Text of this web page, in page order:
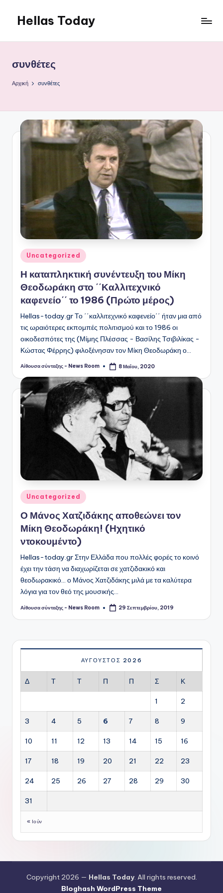
Μετάβαση
περιεχόμενο
Hellas Today
συνθέτες
Αρχική συνθέτες
Αναρτήθηκε
σε
Uncategorized
Η καταπληκτική συνέντευξη του Μίκη
Θεοδωράκη στο ΄΄Καλλιτεχνικό
καφενείο΄΄ το 1986 (Πρώτο μέρος)
Hellas-today.gr Το ΄΄καλλιτεχνικό καφενείο΄΄ ήταν μια από
τις ωραιότερες εκπομπές πολιτισμού και το 1986 οι
οικοδεσπότες της (Μίμης Πλέσσας - Βασίλης Τσιβιλίκας -
Κώστας Φέρρης) φιλοξένησαν τον Μίκη Θεοδωράκη ο…
Συγγραφέας:
Αίθουσα σύνταξης - News Room 8 Μαΐου, 2020
Αναρτήθηκε
σε
Uncategorized
Ο Μάνος Χατζιδάκης αποθεώνει τον
Μίκη Θεοδωράκη! (Ηχητικό
ντοκουμέντο)
Hellas-today.gr Στην Ελλάδα που πολλές φορές το κοινό
έχει την τάση να διαχωρίζεται σε χατζιδακικό και
θεοδωρακικό... ο Μάνος Χατζιδάκης μιλά με τα καλύτερα
λόγια για τον θεό της μουσικής…
Συγγραφέας:
Αίθουσα σύνταξης - News Room 29 Σεπτεμβρίου, 2019
ΑΎΓΟΥΣΤΟΣ 2026
Δ Τ Τ Π Π Σ Κ
1 2
3 4 5 6 7 8 9
10 11 12 13 14 15 16
17 18 19 20 21 22 23
24 25 26 27 28 29 30
31
« Ιούν
Copyright 2026 — Hellas Today. All rights reserved.
Bloghash WordPress Theme